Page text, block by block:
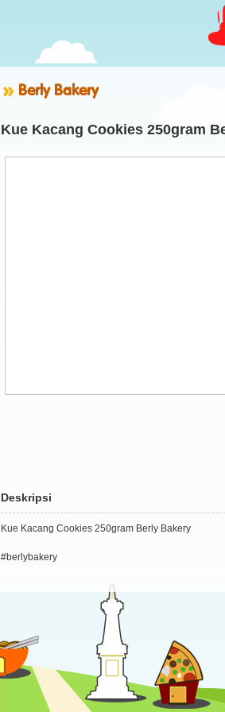
Berly Bakery
Kue Kacang Cookies 250gram
Deskripsi
Kue Kacang Cookies 250gram Berly Bakery
#berlybakery